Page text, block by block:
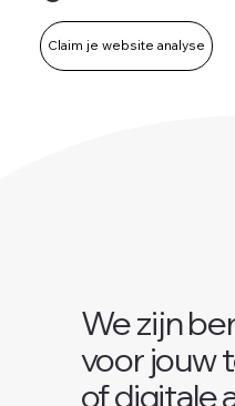
We zijn
voor jouw
of digitale
Claim je website analyse